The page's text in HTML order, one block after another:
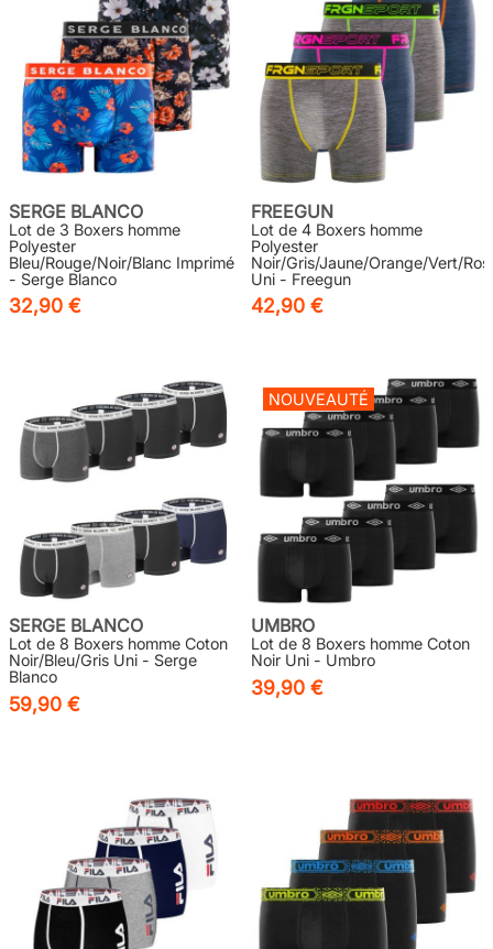
SERGE BLANCO
Lot de 3 Boxers homme
Polyester
Bleu/Rouge/Noir/Blanc Imprimé
- Serge Blanco
32,90 €
FREEGUN
Lot de 4 Boxers homme
Polyester
Noir/Gris/Jaune/Orange/Vert/
Uni - Freegun
42,90 €
SERGE BLANCO
Lot de 8 Boxers homme Coton
Noir/Bleu/Gris Uni - Serge
Blanco
59,90 €
NOUVEAUTÉ
UMBRO
Lot de 8 Boxers homme Coton
Noir Uni - Umbro
39,90 €